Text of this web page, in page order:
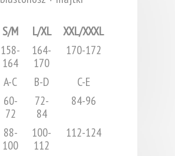
S/M L/XL
XXL/XXXL
158-
164
164-
170
170-172
A-C B-D
C-E
60-
72
72-
84
84-96
88-
100
100-
112
112-124